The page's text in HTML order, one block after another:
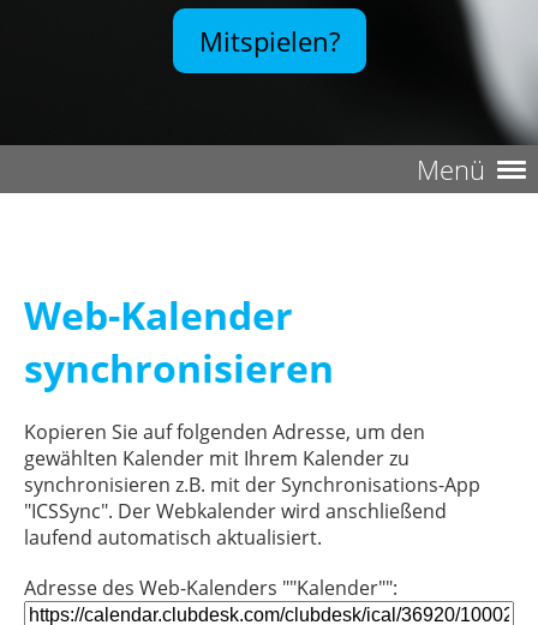
Mitspielen?
Menü
Web-Kalender
synchronisieren
Kopieren Sie auf folgenden Adresse, um den
gewählten Kalender mit Ihrem Kalender zu
synchronisieren z.B. mit der Synchronisations-App
"ICSSync". Der Webkalender wird anschließend
laufend automatisch aktualisiert.
Adresse des Web-Kalenders ""Kalender"":